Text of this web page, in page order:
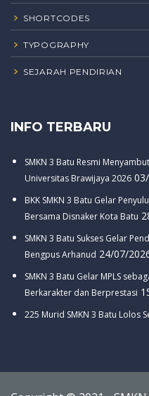
SHORTCODES
TYPOGRAPHY
SEJARAH PENDIRIAN
INFO TERBARU
SMKN 3 Batu Resmi
Universitas Brawijaya 2026
BKK SMKN 3 Batu Gelar
Bersama Disnaker Kota Batu
SMKN 3 Batu Sukses Gelar
Bengpus Arhanud 24/07/
SMKN 3 Batu Gelar MPLS
Berkarakter dan Berprestasi
225 Murid SMKN 3 Batu Lolos